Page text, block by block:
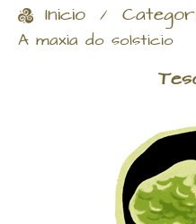
Inicio /
A maxia do solsticio